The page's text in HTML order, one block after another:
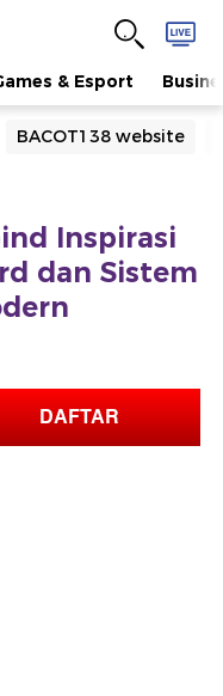
& Esport
BACOT138 website
Inspirasi
dan Sistem
DAFTAR